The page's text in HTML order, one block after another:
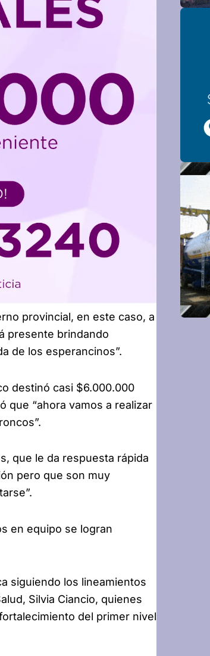
provincial, en este caso, a
presente brindando
de los esperancinos”.
destinó casi $6.000.000
que “ahora vamos a realizar
que le da respuesta rápida
pero que son muy
en equipo se logran
siguiendo los lineamientos
Silvia Ciancio, quienes
del primer nivel